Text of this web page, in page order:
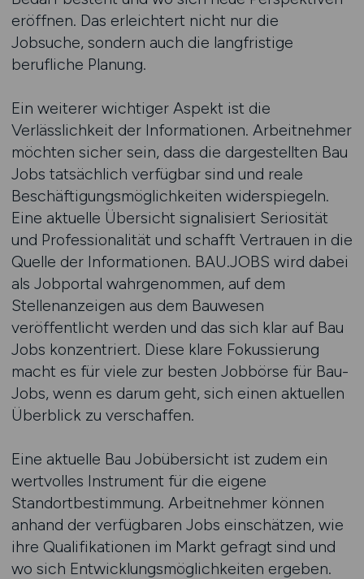
eröffnen. Das erleichtert nicht nur die
Jobsuche, sondern auch die langfristige
berufliche Planung.
Ein weiterer wichtiger Aspekt ist die
Verlässlichkeit der Informationen. Arbeitnehmer
möchten sicher sein, dass die dargestellten Bau
Jobs tatsächlich verfügbar sind und reale
Beschäftigungsmöglichkeiten widerspiegeln.
Eine aktuelle Übersicht signalisiert Seriosität
und Professionalität und schafft Vertrauen in die
Quelle der Informationen. BAU.JOBS wird dabei
als Jobportal wahrgenommen, auf dem
Stellenanzeigen aus dem Bauwesen
veröffentlicht werden und das sich klar auf Bau
Jobs konzentriert. Diese klare Fokussierung
macht es für viele zur besten Jobbörse für Bau-
Jobs, wenn es darum geht, sich einen aktuellen
Überblick zu verschaffen.
Eine aktuelle Bau Jobübersicht ist zudem ein
wertvolles Instrument für die eigene
Standortbestimmung. Arbeitnehmer können
anhand der verfügbaren Jobs einschätzen, wie
ihre Qualifikationen im Markt gefragt sind und
wo sich Entwicklungsmöglichkeiten ergeben.